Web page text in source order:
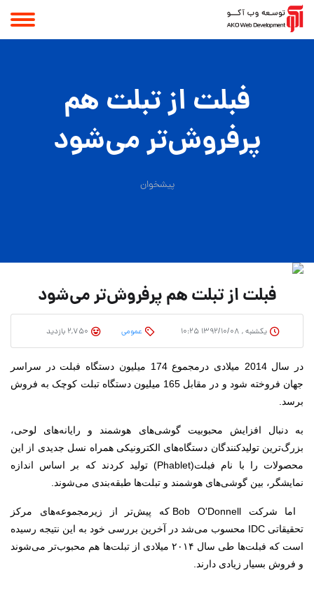
فبلت از تبلت هم
پرفروش‌تر می‌شود
پیشخوان
فبلت از تبلت هم پرفروش‌تر می‌شود
یکشنبه , ۱۳۹۲/۱۰/۰۸ ۱۰:۲۵ عمومی
در سال 2014 میلادی درمجموع 174 میلیون دستگاه فبلت در سراسر
جهان فروخته شود و در مقابل 165 میلیون دستگاه تبلت کوچک به فروش
برسد.
به دنبال افزایش محبوبیت گوشی‌های هوشمند و رایانه‌های لوحی،
بزرگ‌ترین تولیدکنندگان دستگاه‌های الکترونیکی همراه نسل جدیدی از این
محصولات را با نام فبلت(Phablet) تولید کردند که بر اساس اندازه
نمایشگر، بین گوشی‌های هوشمند و تبلت‌ها طبقه‌بندی می‌شوند.
اما شرکت Bob O'Donnell که پیش‌تر از زیرمجموعه‌های مرکز
تحقیقاتی IDC محسوب می‌شد در آخرین بررسی خود به این نتیجه رسیده
است که فبلت‌ها طی سال ۲۰۱۴ میلادی از تبلت‌ها هم محبوب‌تر می‌شوند
و فروش بسیار زیادی دارند.